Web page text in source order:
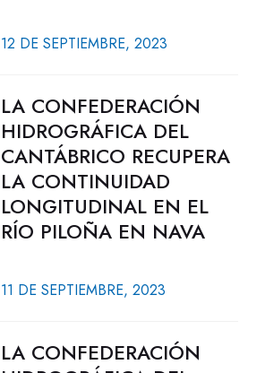
12 DE SEPTIEMBRE, 2023
LA CONFEDERACIÓN
HIDROGRÁFICA DEL
CANTÁBRICO RECUPERA
LA CONTINUIDAD
LONGITUDINAL EN EL
RÍO PILOÑA EN NAVA
11 DE SEPTIEMBRE, 2023
LA CONFEDERACIÓN